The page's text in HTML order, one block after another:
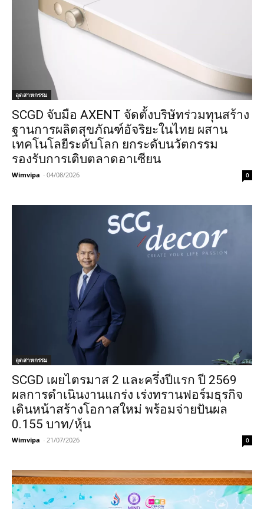
อุตสาหกรรม
SCGD จับมือ AXENT จัดตั้งบริษัทร่วมทุนสร้าง
ฐานการผลิตสุขภัณฑ์อัจริยะในไทย ผสาน
เทคโนโลยีระดับโลก ยกระดับนวัตกรรม
รองรับการเติบตลาดอาเซียน
Wimvipa - 04/08/2026 0
อุตสาหกรรม
SCGD เผยไตรมาส 2 และครึ่งปีแรก ปี 2569
ผลการดำเนินงานแกร่ง เร่งทรานฟอร์มธุรกิจ
เดินหน้าสร้างโอกาสใหม่ พร้อมจ่ายปันผล
0.155 บาท/หุ้น
Wimvipa - 21/07/2026 0